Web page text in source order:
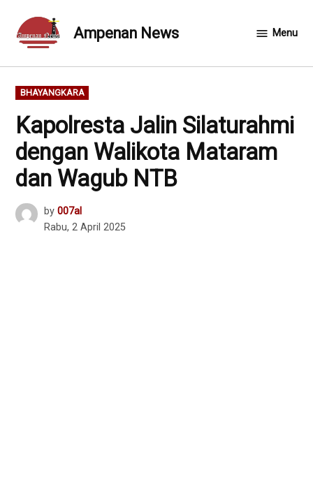
content
Ampenan News Menu
POSTED
IN
BHAYANGKARA
Kapolresta Jalin Silaturahmi
dengan Walikota Mataram
dan Wagub NTB
by 007al
Rabu, 2 April 2025